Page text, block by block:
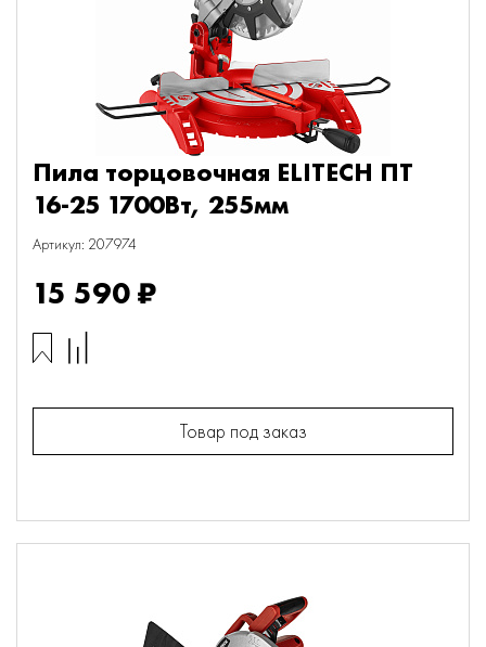
Пила торцовочная ELITECH ПТ
16-25 1700Вт, 255мм
Артикул: 207974
15 590 ₽
Товар под заказ